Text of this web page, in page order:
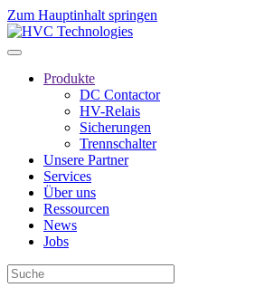
Zum Hauptinhalt springen
Produkte
DC Contactor
HV-Relais
Sicherungen
Trennschalter
Unsere Partner
Services
Über uns
Ressourcen
News
Jobs